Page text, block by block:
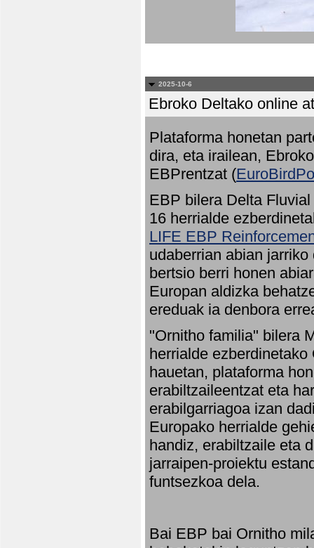
2025-10-6
Ebroko Deltako online
Plataforma honetan
dira, eta irailean,
EBPrentzat (
EBP bilera Delta
16 herrialde
LIFE EBP
udaberrian abian
bertsio berri honen
Europan aldizka
ereduak ia denbora
"Ornitho familia" bilera
herrialde
hauetan, plataforma
erabiltzaileentzat eta
erabilgarriagoa izan
Europako herrialde
handiz, erabiltzaile eta
jarraipen-proiektu
funtsezkoa dela.
Bai EBP bai Ornitho